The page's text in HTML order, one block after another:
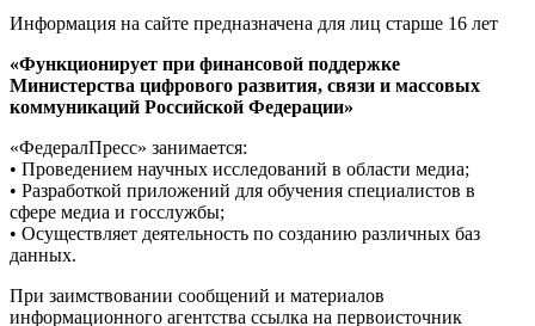
Информация на сайте предназначена для лиц старше 16 лет
«Функционирует при финансовой поддержке
Министерства цифрового развития, связи и массовых
коммуникаций Российской Федерации»
«ФедералПресс» занимается:
• Проведением научных исследований в области медиа;
• Разработкой приложений для обучения специалистов в
сфере медиа и госслужбы;
• Осуществляет деятельность по созданию различных баз
данных.
При заимствовании сообщений и материалов
информационного агентства ссылка на первоисточник